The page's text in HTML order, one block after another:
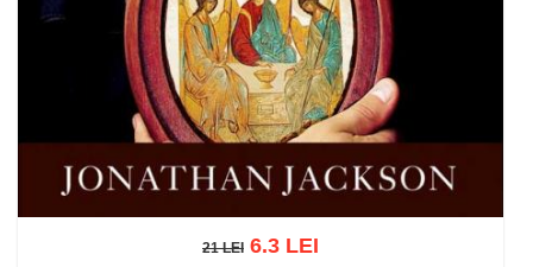
21 LEI
21 LEI 6.3 LEI